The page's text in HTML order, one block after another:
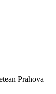
Prahova